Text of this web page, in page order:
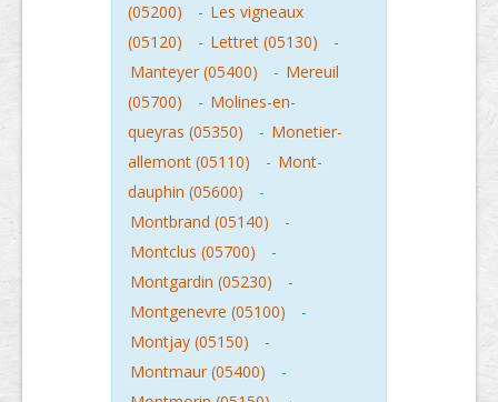
(05200)
- Les vigneaux
(05120)
- Lettret (05130)
-
Manteyer (05400)
- Mereuil
(05700)
- Molines-en-
queyras (05350)
- Monetier-
allemont (05110)
- Mont-
dauphin (05600)
-
Montbrand (05140)
-
Montclus (05700)
-
Montgardin (05230)
-
Montgenevre (05100)
-
Montjay (05150)
-
Montmaur (05400)
-